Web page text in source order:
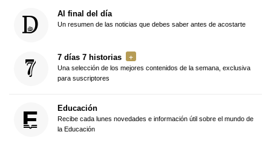
Al final del día
Un resumen de las noticias que debes saber antes de acostarte
7 días 7 historias
Una selección de los mejores contenidos de la semana, exclusiva
para suscriptores
Educación
Recibe cada lunes novedades e información útil sobre el mundo de
la Educación